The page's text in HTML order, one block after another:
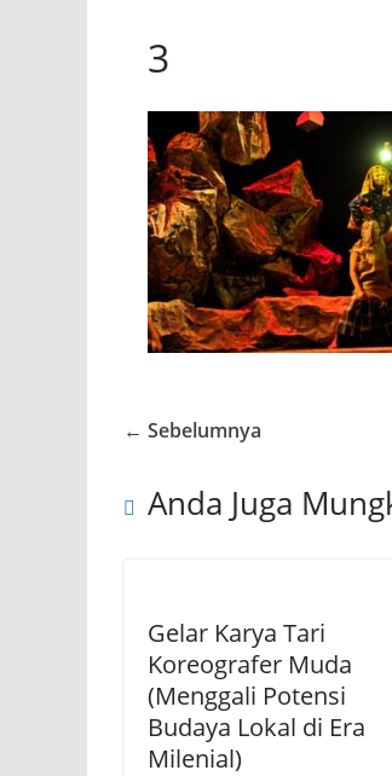
3
← Sebelumnya
Anda Juga
Gelar Karya Tari
Koreografer Muda
(Menggali Potensi
Budaya Lokal di Era
Milenial)